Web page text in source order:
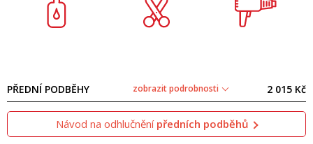
PŘEDNÍ PODBĚHY zobrazit podrobnosti 2 015 Kč
Návod na odhlučnění předních podběhů